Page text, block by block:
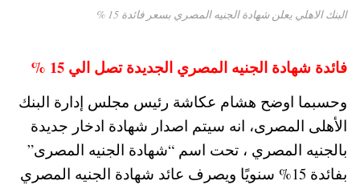
البنك الاهلي يعلن شهادة الجنيه المصري بسعر فائدة 15 %
فائدة شهادة الجنيه المصري الجديدة تصل الي 15 %
وحسبما اوضح هشام عكاشة رئيس مجلس إدارة البنك
الأهلى المصرى، انه سيتم اصدار شهادة ادخار جديدة
بالجنيه المصري ، تحت اسم “شهادة الجنيه المصرى”
بفائدة 15% سنويًا ويصرف عائد شهادة الجنيه المصري